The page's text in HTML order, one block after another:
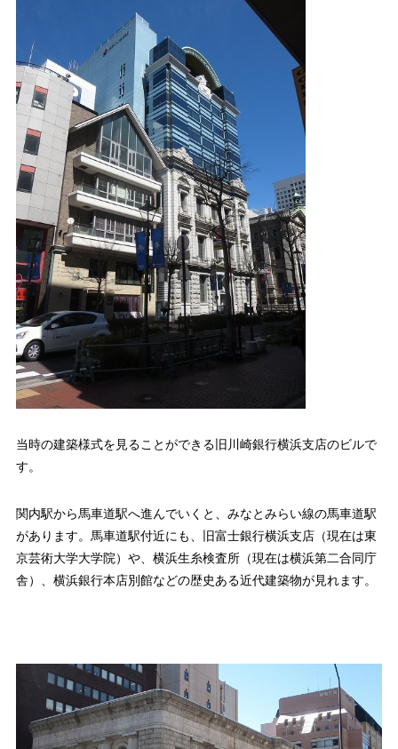
当時の建築様式を見ることができる旧川崎銀行横浜支店のビルで
す。
関内駅から馬車道駅へ進んでいくと、みなとみらい線の馬車道駅
があります。馬車道駅付近にも、旧富士銀行横浜支店（現在は東
京芸術大学大学院）や、横浜生糸検査所（現在は横浜第二合同庁
舎）、横浜銀行本店別館などの歴史ある近代建築物が見れます。